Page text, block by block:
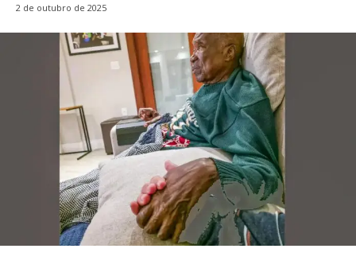
2 de outubro de 2025